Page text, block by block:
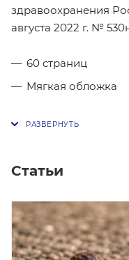
здравоохранения
августа 2022 г. №
60 страниц
Мягкая обложка
Статьи